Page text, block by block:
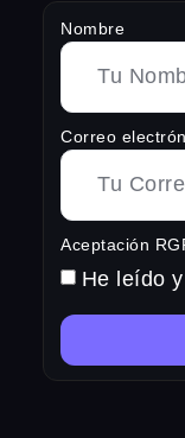
Nombre
Correo
Aceptación
He leído